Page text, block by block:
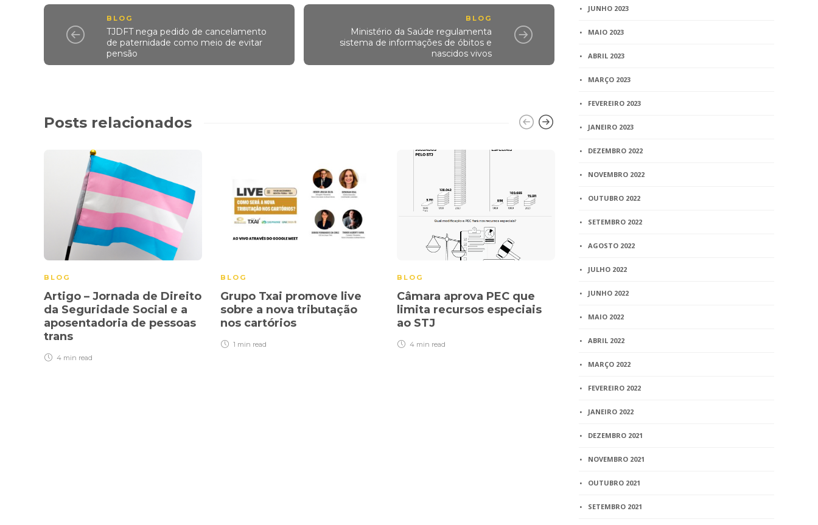
BLOG
TJDFT nega pedido de cancelamento
de paternidade como meio de evitar
pensão
BLOG
Ministério da Saúde regulamenta
sistema de informações de óbitos e
nascidos vivos
Posts relacionados
BLOG
Artigo – Jornada de Direito
da Seguridade Social e a
aposentadoria de pessoas
trans
4 min read
BLOG
Grupo Txai promove live
sobre a nova tributação
nos cartórios
1 min read
BLOG
Câmara aprova PEC que
limita recursos especiais
ao STJ
4 min read
dos Registradores Civis do
Recivil
1 minread
JUNHO 2023
MAIO 2023
ABRIL 2023
MARÇO 2023
FEVEREIRO 2023
JANEIRO 2023
DEZEMBRO 2022
NOVEMBRO 2022
OUTUBRO 2022
SETEMBRO 2022
AGOSTO 2022
JULHO 2022
JUNHO 2022
MAIO 2022
ABRIL 2022
MARÇO 2022
FEVEREIRO 2022
JANEIRO 2022
DEZEMBRO 2021
NOVEMBRO 2021
OUTUBRO 2021
SETEMBRO 2021